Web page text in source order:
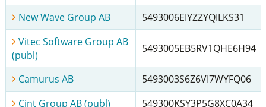
New Wave Group AB
5493006EIYZZYQILKS31
Vitec Software Group AB
(publ)
5493005EB5RV1QHE6H94
Camurus AB
5493003S6Z6VI7WYFQ06
Cint Group AB (publ)
549300KSY3P5G8XC0A34